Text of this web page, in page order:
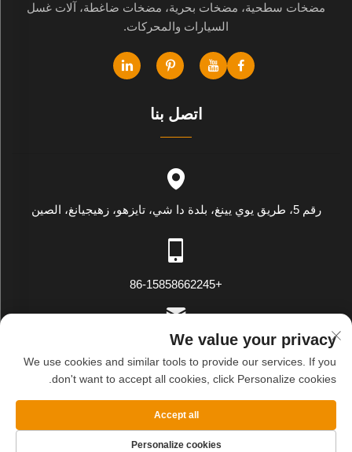
مضخات سطحية، مضخات بحرية، مضخات ضاغطة، آلات غسل
السيارات والمحركات.
اتصل بنا
رقم 5، طريق يوي يينغ، بلدة دا شي، تايزهو، زهيجيانغ، الصين
+86-15858662245
[email protected]
حقوق النسخ محفوظة © شركة وينلينغ وي يينغ للتصدير والاستيراد
المحدودة. جميع الحقوق محفوظةسياسة الخصوصية
We value your privacy
We use cookies and similar tools to provide our services. If you
don't want to accept all cookies, click Personalize cookies.
Personalize cookies
Accept all